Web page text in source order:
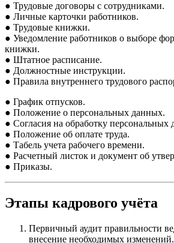
● Трудовые договоры с сотрудниками.
● Личные карточки работников.
● Трудовые книжки.
● Уведомление работников о выборе
книжки.
● Штатное расписание.
● Должностные инструкции.
● Правила внутреннего трудового
● График отпусков.
● Положение о персональных данных.
● Согласия на обработку персональных
● Положение об оплате труда.
● Табель учета рабочего времени.
● Расчетный листок и документ об
● Приказы.
Этапы кадрового учёта
Первичный аудит правильности
внесение необходимых изменений.